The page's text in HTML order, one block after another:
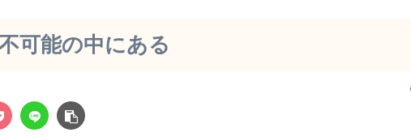
可能の中にある